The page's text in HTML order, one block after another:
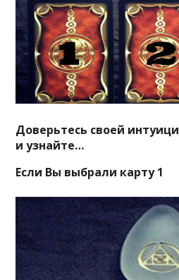
Доверьтесь своей
и узнайте…
Если Вы выбрали карту 1